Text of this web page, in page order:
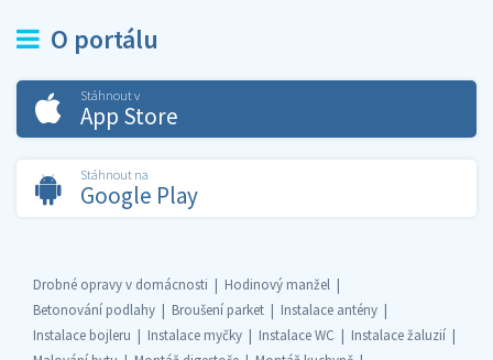
O portálu
Stáhnout v
App Store
Stáhnout na
Google Play
Drobné opravy v domácnosti
Hodinový manžel
Betonování podlahy
Broušení parket
Instalace antény
Instalace bojleru
Instalace myčky Instalace WC
Instalace žaluzií